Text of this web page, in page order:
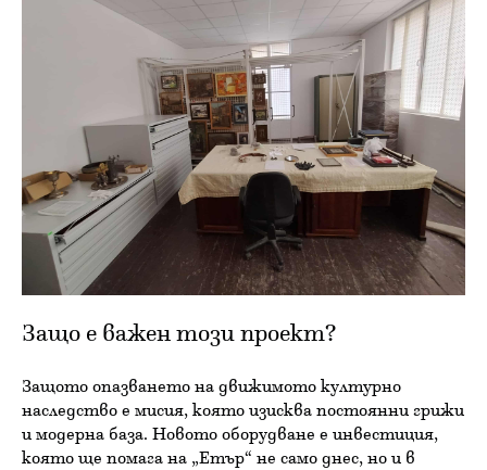
Защо е важен този проект?
Защото опазването на движимото културно
наследство е мисия, която изисква постоянни грижи
и модерна база. Новото оборудване е инвестиция,
която ще помага на „Етър“ не само днес, но и в